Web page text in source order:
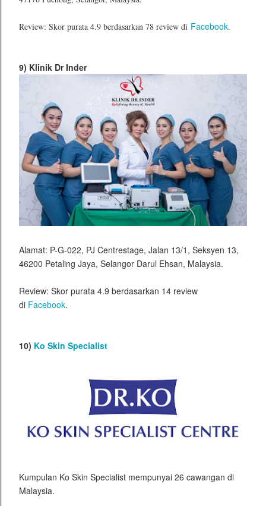
Review: Skor purata 4.9 berdasarkan 78 review di Facebook.
9) Klinik Dr Inder
Alamat: P-G-022, PJ Centrestage, Jalan 13/1, Seksyen 13,
46200 Petaling Jaya, Selangor Darul Ehsan, Malaysia.
Review: Skor purata 4.9 berdasarkan 14 review
di Facebook.
10) Ko Skin Specialist
Kumpulan Ko Skin Specialist mempunyai 26 cawangan di
Malaysia.